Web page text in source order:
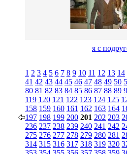
я с
1 2 3 4 5 6 7 8 9 10 11 12 13 14
41 42 43 44 45 46 47 48 49 50
80 81 82 83 84 85 86 87 88 89
119 120 121 122 123 124 125
158 159 160 161 162 163 164
197 198 199 200 201 202 203
236 237 238 239 240 241 242
275 276 277 278 279 280 281
314 315 316 317 318 319 320